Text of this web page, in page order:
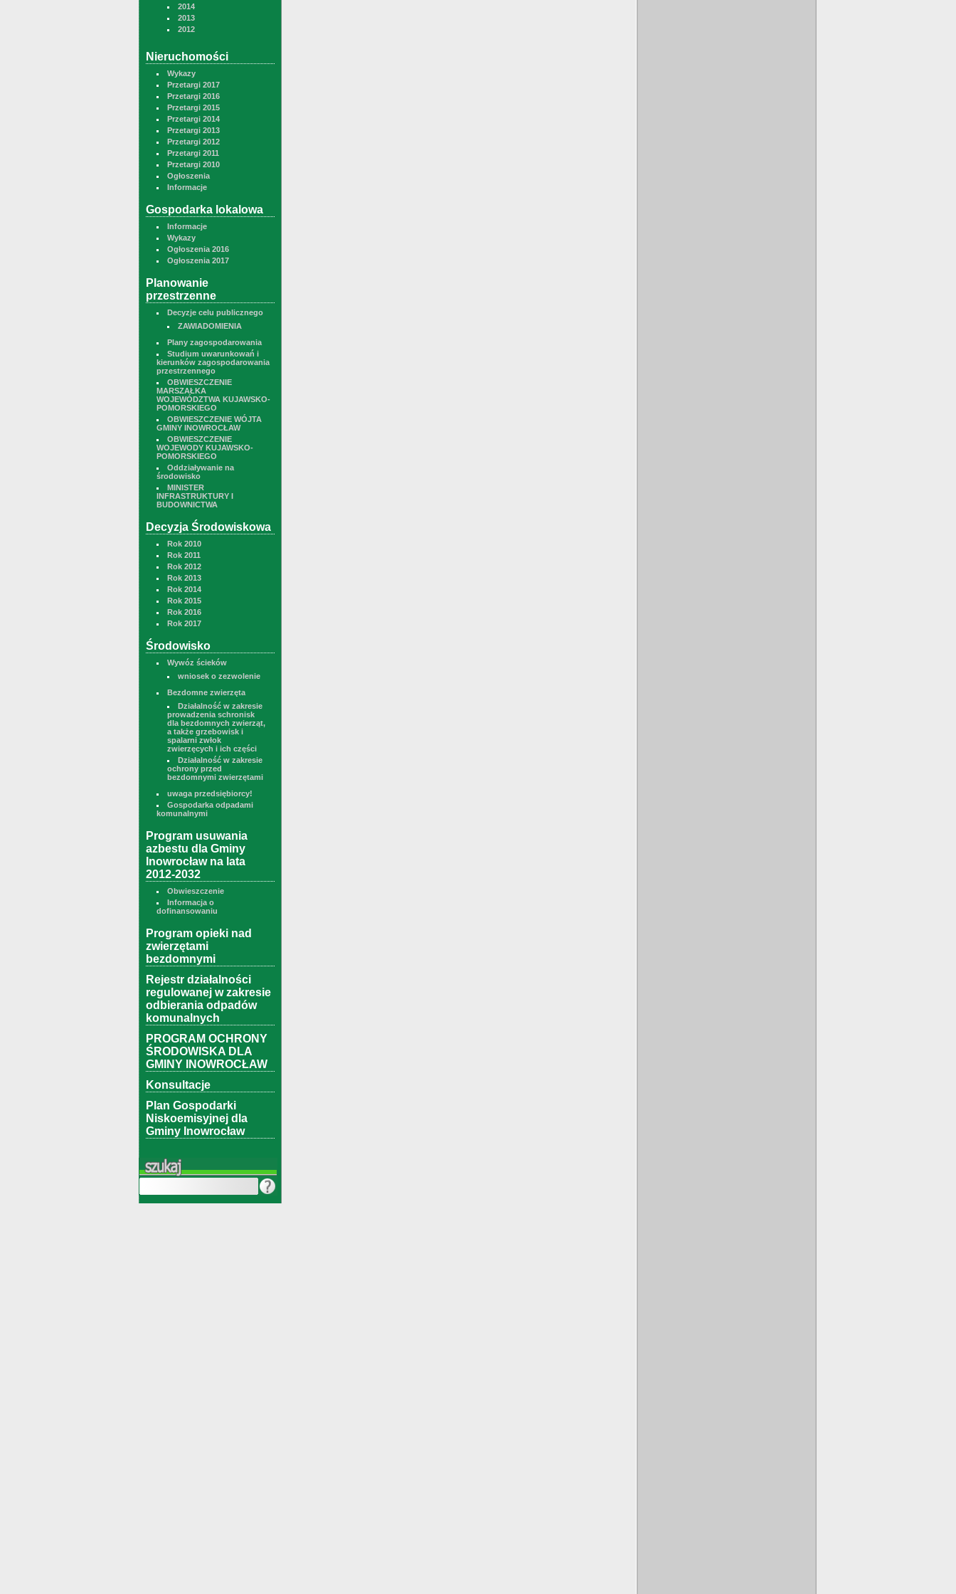
2014
2013
2012
Nieruchomości
Wykazy
Przetargi 2017
Przetargi 2016
Przetargi 2015
Przetargi 2014
Przetargi 2013
Przetargi 2012
Przetargi 2011
Przetargi 2010
Ogłoszenia
Informacje
Gospodarka lokalowa
Informacje
Wykazy
Ogłoszenia 2016
Ogłoszenia 2017
Planowanie
przestrzenne
Decyzje celu publicznego
ZAWIADOMIENIA
Plany zagospodarowania
Studium uwarunkowań i
kierunków zagospodarowania
przestrzennego
OBWIESZCZENIE
MARSZAŁKA
WOJEWÓDZTWA KUJAWSKO-
POMORSKIEGO
OBWIESZCZENIE WÓJTA
GMINY INOWROCŁAW
OBWIESZCZENIE
WOJEWODY KUJAWSKO-
POMORSKIEGO
Oddziaływanie na
środowisko
MINISTER
INFRASTRUKTURY I
BUDOWNICTWA
Decyzja Środowiskowa
Rok 2010
Rok 2011
Rok 2012
Rok 2013
Rok 2014
Rok 2015
Rok 2016
Rok 2017
Środowisko
Wywóz ścieków
wniosek o zezwolenie
Bezdomne zwierzęta
Działalność w zakresie
prowadzenia schronisk
dla bezdomnych zwierząt,
a także grzebowisk i
spalarni zwłok
zwierzęcych i ich części
Działalność w zakresie
ochrony przed
bezdomnymi zwierzętami
uwaga przedsiębiorcy!
Gospodarka odpadami
komunalnymi
Program usuwania
azbestu dla Gminy
Inowrocław na lata
2012-2032
Obwieszczenie
Informacja o
dofinansowaniu
Program opieki nad
zwierzętami
bezdomnymi
Rejestr działalności
regulowanej w zakresie
odbierania odpadów
komunalnych
PROGRAM OCHRONY
ŚRODOWISKA DLA
GMINY INOWROCŁAW
Konsultacje
Plan Gospodarki
Niskoemisyjnej dla
Gminy Inowrocław